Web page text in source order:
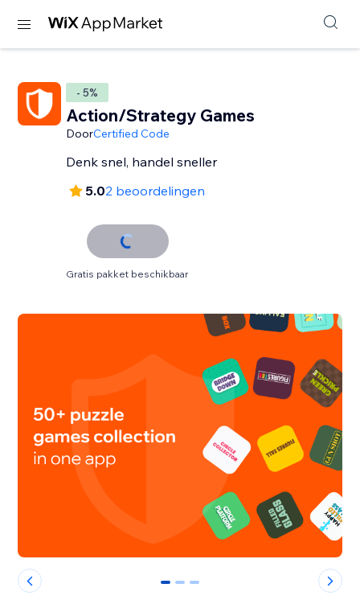
- 5%
Action/Strategy Games
DoorCertified Code
Denk snel, handel sneller
5.02 beoordelingen
Gratis pakket beschikbaar
0 1 2